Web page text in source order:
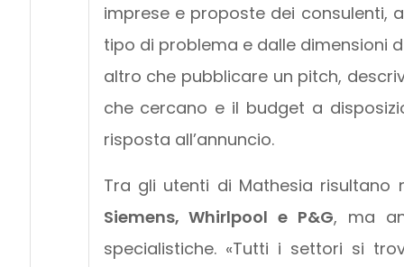
imprese e proposte dei consulenti,
tipo di problema e dalle dimensioni
altro che pubblicare un pitch,
che cercano e il budget a
risposta all’annuncio.
Tra gli utenti di Mathesia risultano
Siemens, Whirlpool e P&G, ma
specialistiche. «Tutti i settori si